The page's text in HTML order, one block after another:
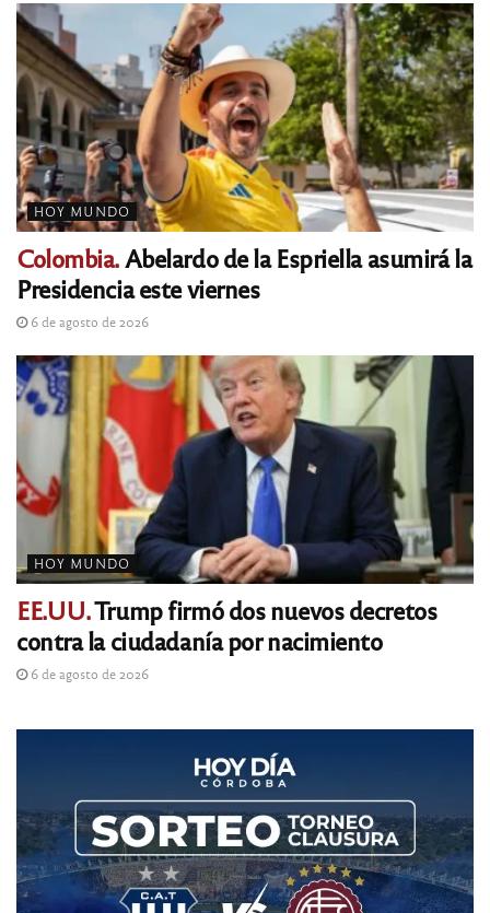
HOY MUNDO
Colombia.Abelardo de la Espriella asumirá la
Presidencia este viernes
6 de agosto de 2026
HOY MUNDO
EE.UU.Trump firmó dos nuevos decretos
contra la ciudadanía por nacimiento
6 de agosto de 2026